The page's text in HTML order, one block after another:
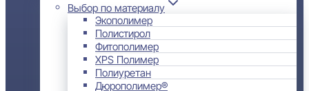
Выбор по материалу
Экополимер
Полистирол
Фитополимер
XPS Полимер
Полиуретан
Дюрополимер®